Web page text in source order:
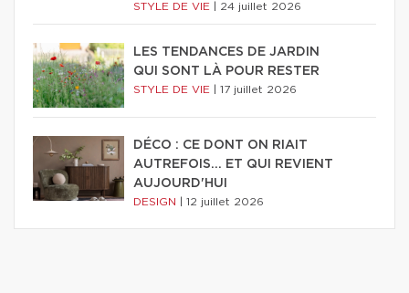
STYLE DE VIE 24 juillet 2026
LES TENDANCES DE JARDIN
QUI SONT LÀ POUR RESTER
STYLE DE VIE 17 juillet 2026
DÉCO : CE DONT ON RIAIT
AUTREFOIS... ET QUI REVIENT
AUJOURD'HUI
DESIGN 12 juillet 2026